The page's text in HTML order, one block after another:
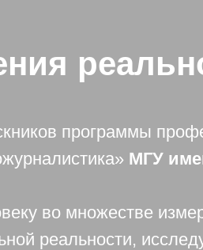
программы
МГУ
во множестве
реальности,